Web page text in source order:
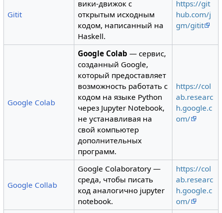
Gitit
вики-движок с
открытым исходным
кодом, написанный на
Haskell.
https://git
hub.com/j
gm/gitit
Google Colab
Google Colab — сервис,
созданный Google,
который предоставляет
возможность работать с
кодом на языке Python
через Jupyter Notebook,
не устанавливая на
свой компьютер
дополнительных
программ.
https://col
ab.researc
h.google.c
om/
Google Collab
Google Colaboratory —
среда, чтобы писать
код аналогично jupyter
notebook.
https://col
ab.researc
h.google.c
om/